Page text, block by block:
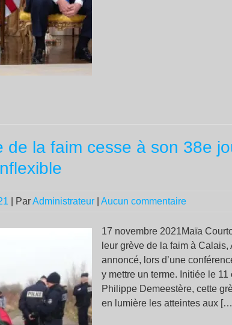
de la faim cesse à son 38e
| ParAdministrateur Aucun commentaire
17 novembre 2021Maïa
leur grève de la faim à
annoncé, lors d’une
y mettre un terme. Initiée le
Philippe Demeestère, cette
en lumière les atteintes aux